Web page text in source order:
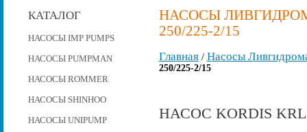
КАТАЛОГ
НАСОСЫ IMP PUMPS
НАСОСЫ PUMPMAN
НАСОСЫ ROMMER
НАСОСЫ SHINHOO
НАСОСЫ UNIPUMP
НАСОСЫ
250/225-2/15
Главная/ Насосы
250/225-2/15
НАСОС KORDIS KRL